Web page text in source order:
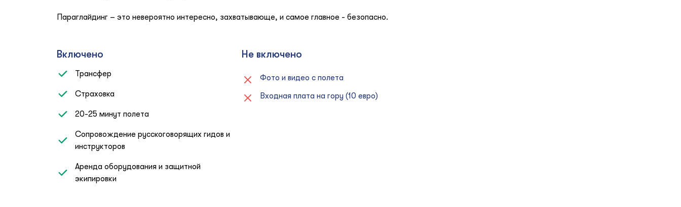
Параглайдинг – это невероятно интересно, захватывающе, и самое главное - безопасно.
Включено
Трансфер
Страховка
20-25 минут полета
Сопровождение русскоговорящих гидов и
инструкторов
Аренда оборудования и защитной
экипировки
Не включено
Фото и видео с полета
Входная плата на гору (10 евро)